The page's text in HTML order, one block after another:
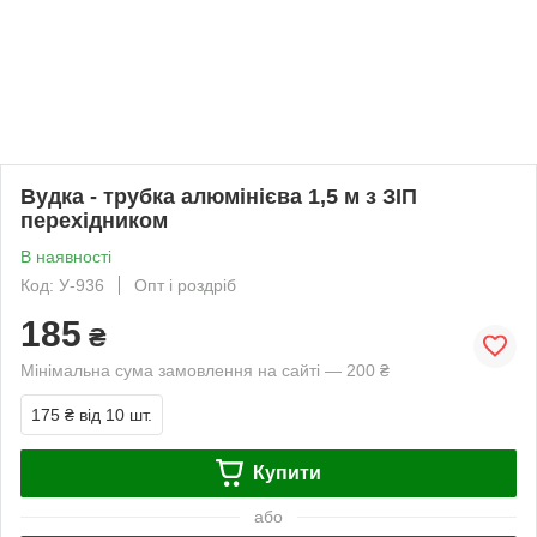
Вудка - трубка алюмінієва 1,5 м з ЗІП
перехідником
В наявності
Код: У-936
Опт і роздріб
185 ₴
Мінімальна сума замовлення на сайті — 200 ₴
175 ₴ від 10 шт.
Купити
або